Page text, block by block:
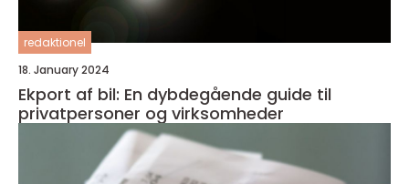
redaktionel
18. January 2024
Ekport af bil: En dybdegående guide til
privatpersoner og virksomheder